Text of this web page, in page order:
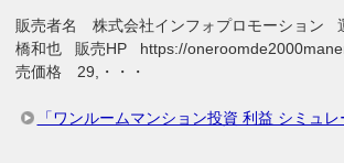
販売者名 株式会社インフォプロモーション
橋和也 販売HP https://
売価格 29,・・・
「ワンルームマンション投資 利益 シミュ